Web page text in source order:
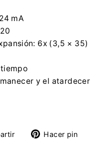
mA
6x (3,5 × 35)
y el atardecer
TuitearHacer pin